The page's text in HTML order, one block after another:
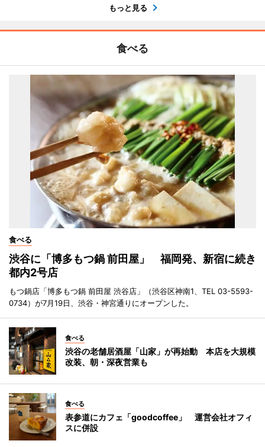
もっと見る
食べる
食べる
渋谷に「博多もつ鍋 前田屋」 福岡発、新宿に続き
都内2号店
もつ鍋店「博多もつ鍋 前田屋 渋谷店」（渋谷区神南1、TEL 03-5593-
0734）が7月19日、渋谷・神宮通りにオープンした。
食べる
渋谷の老舗居酒屋「山家」が再始動 本店を大規模
改装、朝・深夜営業も
食べる
表参道にカフェ「goodcoffee」 運営会社オフィ
スに併設